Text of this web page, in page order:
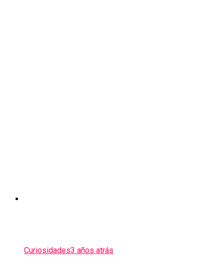
Curiosidades3 años atrás